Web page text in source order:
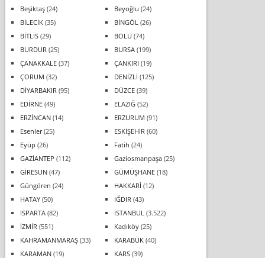
Beşiktaş(24) Beyoğlu (24)
BİLECİK(35) BİNGÖL (26)
BİTLİS(29) BOLU (74)
BURDUR (25) BURSA(199)
ÇANAKKALE(37) ÇANKIRI (19)
ÇORUM (32) DENİZLİ (125)
DİYARBAKIR (95) DÜZCE(39)
EDİRNE(49) ELAZIĞ(52)
ERZİNCAN(14) ERZURUM (91)
Esenler(25) ESKİŞEHİR (60)
Eyüp (26) Fatih (24)
GAZİANTEP (112) Gaziosmanpaşa(25)
GİRESUN(47) GÜMÜŞHANE(18)
Güngören (24) HAKKARİ (12)
HATAY(50) IĞDIR (43)
ISPARTA(82) İSTANBUL (3.522)
İZMİR (551) Kadıköy(25)
KAHRAMANMARAŞ(33) KARABÜK(40)
KARAMAN(19) KARS(39)